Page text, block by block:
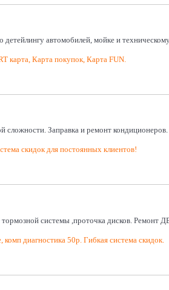
детейлингу автомобилей, мойке и
карта, Карта покупок, Карта FUN.
Заправка и ремонт
скидок для постоянных клиентов!
системы ,проточка дисков.
диагностика 50р. Гибкая система скидок.